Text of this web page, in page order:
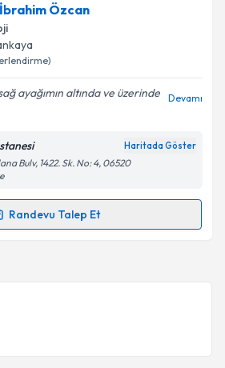
Talebini Gönder
Ünaliçin randevu takvimi talebi
uzmandan randevu almanız için bir
e-posta ile bilgilendireceğiz.
işlenmesine ilişkin
Aydınlatma
ve kişisel verilerimin belirtilen
kabul ediyorum.
Talebini Gönder
Özcan
ayağımın altında ve üzerinde
Devamı
Haritada Göster
Bulv, 1422. Sk. No: 4, 06520
Randevu Talep Et
Talebi
e-posta ile bilgilendireceğiz.